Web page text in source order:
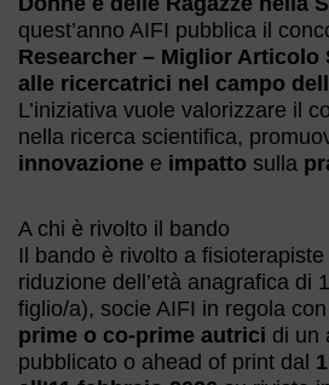
quest’anno AIFI pubblica il
Researcher – Miglior Articolo
alle ricercatrici nel campo
L’iniziativa vuole valorizzare il
nella ricerca scientifica,
innovazione e impatto sulla
A chi è rivolto il bando
Il bando è rivolto a fisioterapiste
riduzione dell’età anagrafica di
figlio/a), socie AIFI in regola
prime o co-prime autrici di un
pubblicato o ahead of print dal